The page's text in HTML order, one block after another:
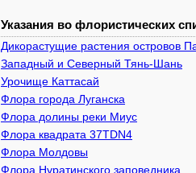
Указания во флористических
Дикорастущие растения островов
Западный и Северный Тянь-Шань
Урочище Каттасай
Флора города Луганска
Флора долины реки Миус
Флора квадрата 37TDN4
Флора Молдовы
Флора Нуратинского заповедника